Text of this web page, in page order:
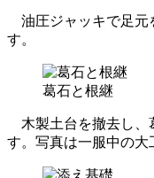
油圧ジャッキで足元
す。
葛石と根継
木製土台を撤去し、
す。写真は一服中の大